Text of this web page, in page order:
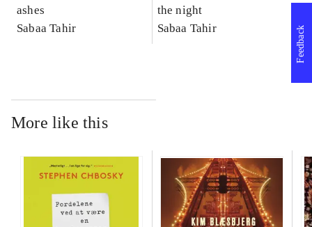
ashes
Sabaa Tahir
the night
Sabaa Tahir
More like this
Feedback